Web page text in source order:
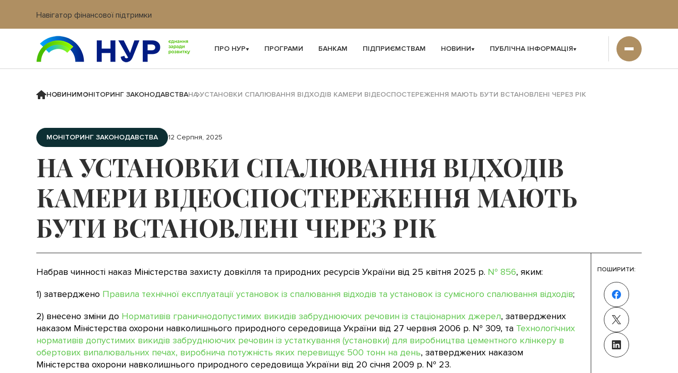
Навігатор фінансової підтримки
Вхід в кабінет IT платформи
ПРО НУР ПРОГРАМИ БАНКАМ ПІДПРИЄМСТВАМ НОВИНИ ПУБЛІЧНА ІНФОРМАЦІЯ
НОВИНИМОНІТОРИНГ ЗАКОНОДАВСТВАНА УСТАНОВКИ СПАЛЮВАННЯ ВІДХОДІВ КАМЕРИ ВІДЕОСПОСТЕРЕЖЕННЯ МАЮТЬ БУТИ ВСТАНОВЛЕНІ ЧЕРЕЗ РІК
МОНІТОРИНГ ЗАКОНОДАВСТВА 12 Серпня, 2025
НА УСТАНОВКИ СПАЛЮВАННЯ ВІДХОДІВ
КАМЕРИ ВІДЕОСПОСТЕРЕЖЕННЯ МАЮТЬ
БУТИ ВСТАНОВЛЕНІ ЧЕРЕЗ РІК
Набрав чинності наказ Міністерства захисту довкілля та природних ресурсів України від 25 квітня 2025 р. № 856, яким:
1) затверджено Правила технічної експлуатації установок із спалювання відходів та установок із сумісного спалювання відходів;
2) внесено зміни до Нормативів граничнодопустимих викидів забруднюючих речовин із стаціонарних джерел, затверджених
наказом Міністерства охорони навколишнього природного середовища України від 27 червня 2006 р. № 309, та Технологічних
нормативів допустимих викидів забруднюючих речовин із устаткування (установки) для виробництва цементного клінкеру в
обертових випалювальних печах, виробнича потужність яких перевищує 500 тонн на день, затверджених наказом
Міністерства охорони навколишнього природного середовища України від 20 січня 2009 р. № 23.
ПОШИРИТИ: